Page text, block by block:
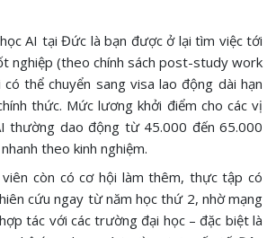
AI tại Đức là bạn được ở lại tìm việc tới
nghiệp (theo chính sách post-study work
thể chuyển sang visa lao động dài hạn
thức. Mức lương khởi điểm cho các vị
thường dao động từ 45.000 đến 65.000
theo kinh nghiệm.
viên còn có cơ hội làm thêm, thực tập có
cứu ngay từ năm học thứ 2, nhờ mạng
tác với các trường đại học – đặc biệt là